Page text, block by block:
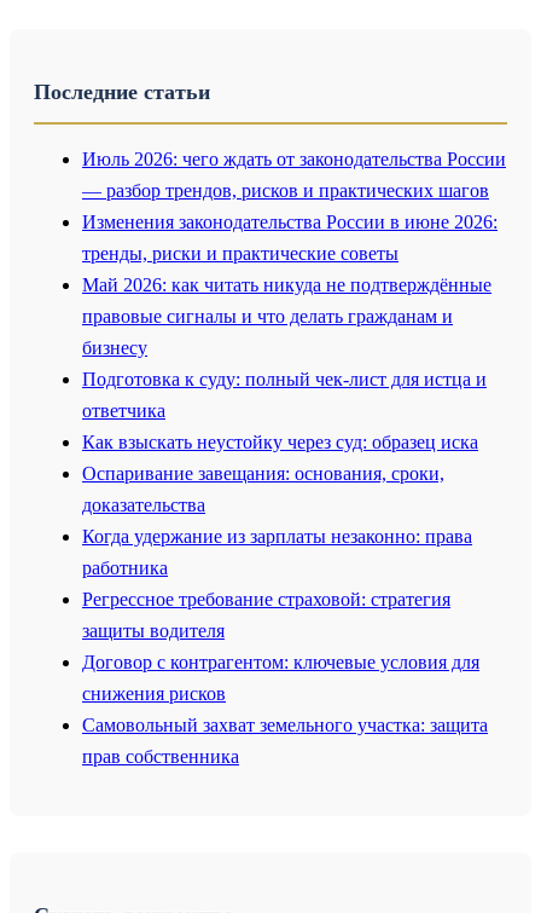
Последние статьи
Июль 2026: чего ждать от законодательства России
— разбор трендов, рисков и практических шагов
Изменения законодательства России в июне 2026:
тренды, риски и практические советы
Май 2026: как читать никуда не подтверждённые
правовые сигналы и что делать гражданам и
бизнесу
Подготовка к суду: полный чек-лист для истца и
ответчика
Как взыскать неустойку через суд: образец иска
Оспаривание завещания: основания, сроки,
доказательства
Когда удержание из зарплаты незаконно: права
работника
Регрессное требование страховой: стратегия
защиты водителя
Договор с контрагентом: ключевые условия для
снижения рисков
Самовольный захват земельного участка: защита
прав собственника